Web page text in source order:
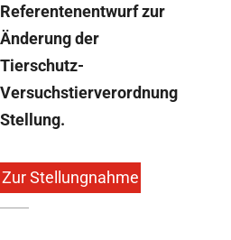
Referentenentwurf zur
Änderung der
Tierschutz-
Versuchstierverordnung
Stellung.
Zur Stellungnahme